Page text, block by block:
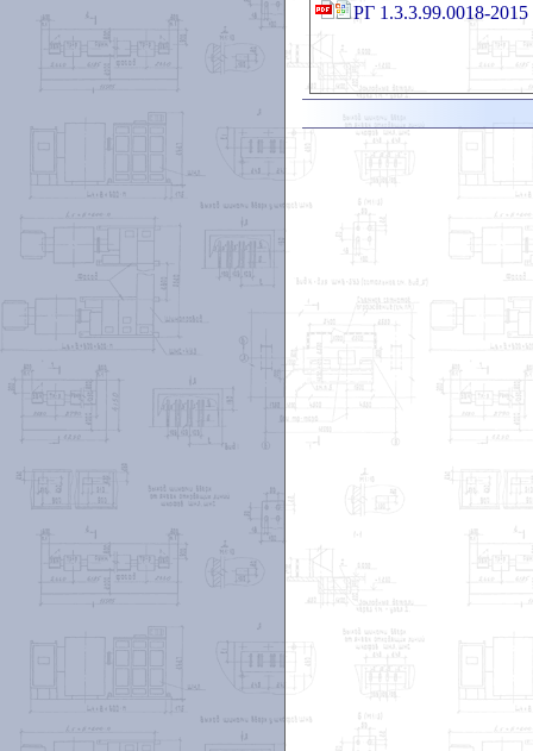
РГ 1.3.3.99.0018-2015